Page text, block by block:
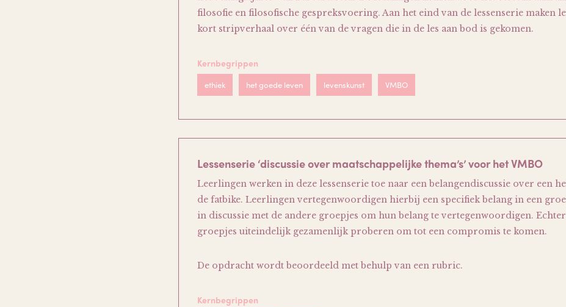
filosofie en filosofische gespreksvoering. Aan het eind van de lessenserie maken
kort stripverhaal over één van de vragen die in de les aan bod is gekomen.
Kernbegrippen
ethiek het goede leven levenskunst VMBO
Lessenserie ‘discussie over maatschappelijke thema’s’ voor het VMBO
Leerlingen werken in deze lessenserie toe naar een belangendiscussie over een
de fatbike. Leerlingen vertegenwoordigen hierbij een specifiek belang in een
in discussie met de andere groepjes om hun belang te vertegenwoordigen.
groepjes uiteindelijk gezamenlijk proberen om tot een compromis te komen.
De opdracht wordt beoordeeld met behulp van een rubric.
Kernbegrippen